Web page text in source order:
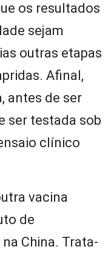
os resultados
sejam
outras etapas
Afinal,
antes de ser
ser testada sob
clínico
vacina
de
China. Trata-